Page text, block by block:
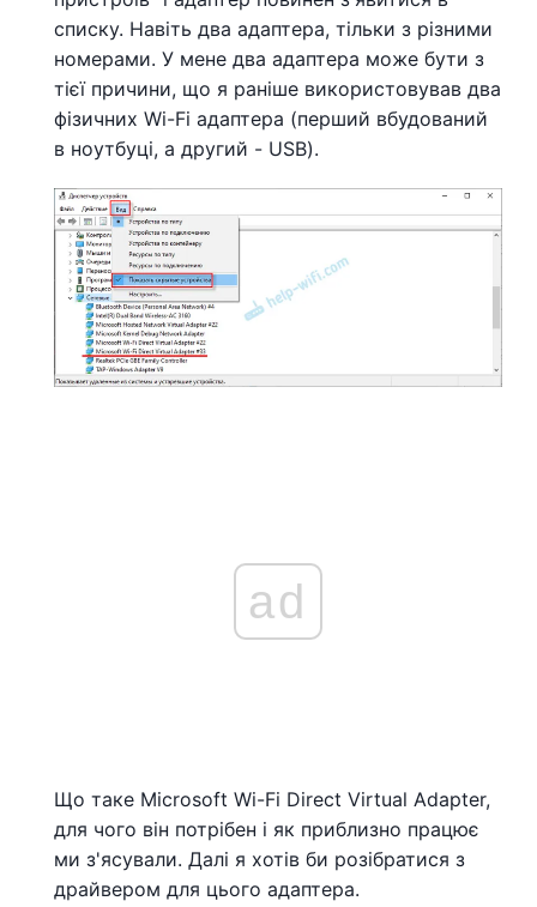
списку. Навіть два адаптера, тільки з різними
номерами. У мене два адаптера може бути з
тієї причини, що я раніше використовував два
фізичних Wi-Fi адаптера (перший вбудований
в ноутбуці, а другий - USB).
ad
Що таке Microsoft Wi-Fi Direct Virtual Adapter,
для чого він потрібен і як приблизно працює
ми з'ясували. Далі я хотів би розібратися з
драйвером для цього адаптера.